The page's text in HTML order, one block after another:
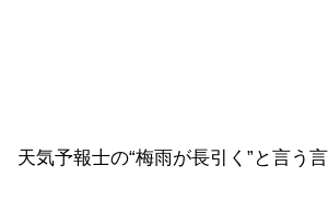
天気予報士の“梅雨が長引く”と言う